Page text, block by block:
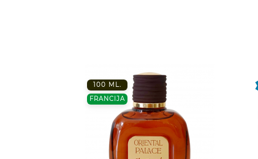
100 ML.
FRANCIJA